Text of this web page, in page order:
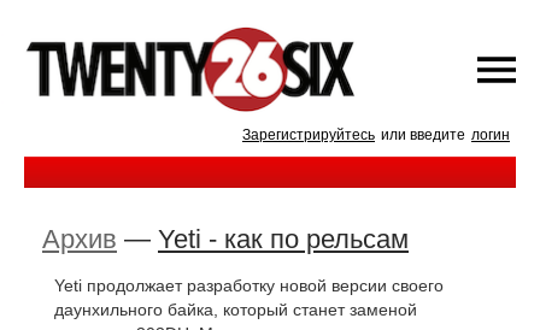
Зарегистрируйтесь или введите логин
Архив — Yeti - как по рельсам
Yeti продолжает разработку новой версии своего
даунхильного байка, который станет заменой